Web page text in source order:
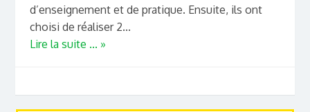
d’enseignement et de pratique. Ensuite, ils ont
choisi de réaliser 2...
Lire la suite ... »